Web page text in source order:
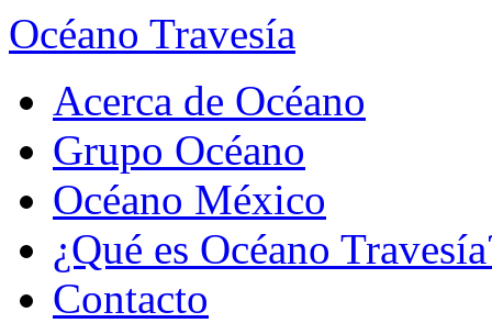
Océano Travesía
Acerca de Océano
Grupo Océano
Océano México
¿Qué es Océano
Contacto